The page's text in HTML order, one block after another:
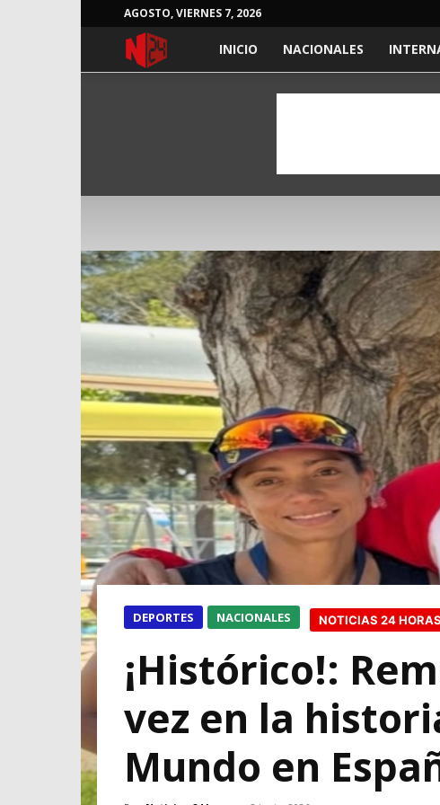
AGOSTO, VIERNES 7, 2026
NOTICIASINICIO NACIONALES
DEPORTES NACIONALES NOTICIAS 24 HORAS
¡Histórico!:
vez en la
Mundo en